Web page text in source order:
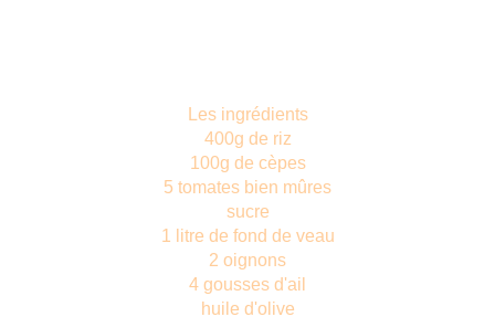
Les ingrédients
400g de riz
100g de cèpes
5 tomates bien mûres
sucre
1 litre de fond de veau
2 oignons
4 gousses d'ail
huile d'olive